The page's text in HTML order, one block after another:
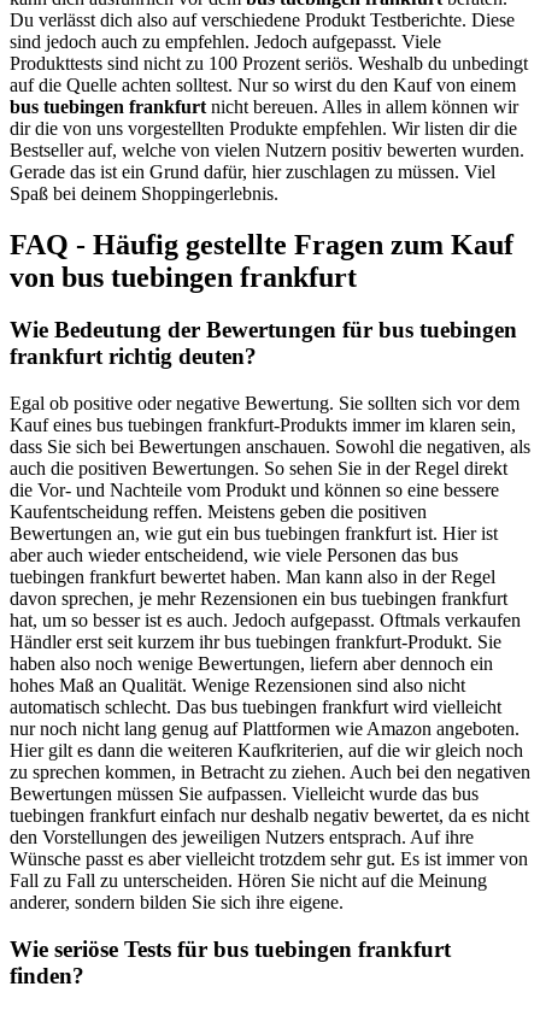
Du verlässt dich also auf verschiedene Produkt Testberichte. Diese
sind jedoch auch zu empfehlen. Jedoch aufgepasst. Viele
Produkttests sind nicht zu 100 Prozent seriös. Weshalb du unbedingt
auf die Quelle achten solltest. Nur so wirst du den Kauf von einem
bus tuebingen frankfurt nicht bereuen. Alles in allem können wir
dir die von uns vorgestellten Produkte empfehlen. Wir listen dir die
Bestseller auf, welche von vielen Nutzern positiv bewerten wurden.
Gerade das ist ein Grund dafür, hier zuschlagen zu müssen. Viel
Spaß bei deinem Shoppingerlebnis.
FAQ - Häufig gestellte Fragen zum Kauf
von bus tuebingen frankfurt
Wie Bedeutung der Bewertungen für bus tuebingen
frankfurt richtig deuten?
Egal ob positive oder negative Bewertung. Sie sollten sich vor dem
Kauf eines bus tuebingen frankfurt-Produkts immer im klaren sein,
dass Sie sich bei Bewertungen anschauen. Sowohl die negativen, als
auch die positiven Bewertungen. So sehen Sie in der Regel direkt
die Vor- und Nachteile vom Produkt und können so eine bessere
Kaufentscheidung reffen. Meistens geben die positiven
Bewertungen an, wie gut ein bus tuebingen frankfurt ist. Hier ist
aber auch wieder entscheidend, wie viele Personen das bus
tuebingen frankfurt bewertet haben. Man kann also in der Regel
davon sprechen, je mehr Rezensionen ein bus tuebingen frankfurt
hat, um so besser ist es auch. Jedoch aufgepasst. Oftmals verkaufen
Händler erst seit kurzem ihr bus tuebingen frankfurt-Produkt. Sie
haben also noch wenige Bewertungen, liefern aber dennoch ein
hohes Maß an Qualität. Wenige Rezensionen sind also nicht
automatisch schlecht. Das bus tuebingen frankfurt wird vielleicht
nur noch nicht lang genug auf Plattformen wie Amazon angeboten.
Hier gilt es dann die weiteren Kaufkriterien, auf die wir gleich noch
zu sprechen kommen, in Betracht zu ziehen. Auch bei den negativen
Bewertungen müssen Sie aufpassen. Vielleicht wurde das bus
tuebingen frankfurt einfach nur deshalb negativ bewertet, da es nicht
den Vorstellungen des jeweiligen Nutzers entsprach. Auf ihre
Wünsche passt es aber vielleicht trotzdem sehr gut. Es ist immer von
Fall zu Fall zu unterscheiden. Hören Sie nicht auf die Meinung
anderer, sondern bilden Sie sich ihre eigene.
Wie seriöse Tests für bus tuebingen frankfurt
finden?